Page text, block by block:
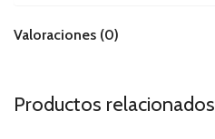
Valoraciones (0)
Productos relacionados